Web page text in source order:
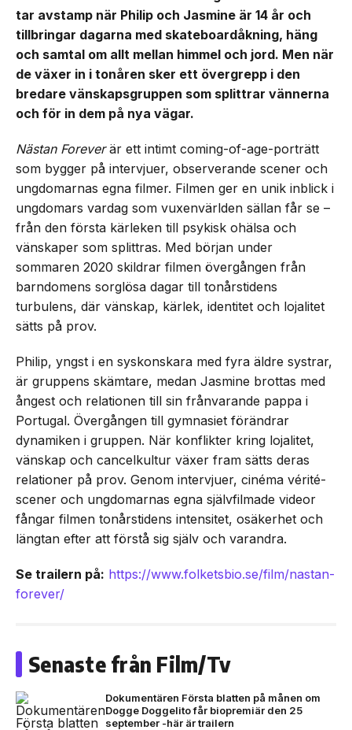
tar avstamp när Philip och Jasmine är 14 år och
tillbringar dagarna med skateboardåkning, häng
och samtal om allt mellan himmel och jord. Men när
de växer in i tonåren sker ett övergrepp i den
bredare vänskapsgruppen som splittrar vännerna
och för in dem på nya vägar.
Nästan Foreverär ett intimt coming-of-age-porträtt
som bygger på intervjuer, observerande scener och
ungdomarnas egna filmer. Filmen ger en unik inblick i
ungdomars vardag som vuxenvärlden sällan får se –
från den första kärleken till psykisk ohälsa och
vänskaper som splittras. Med början under
sommaren 2020 skildrar filmen övergången från
barndomens sorglösa dagar till tonårstidens
turbulens, där vänskap, kärlek, identitet och lojalitet
sätts på prov.
Philip, yngst i en syskonskara med fyra äldre systrar,
är gruppens skämtare, medan Jasmine brottas med
ångest och relationen till sin frånvarande pappa i
Portugal. Övergången till gymnasiet förändrar
dynamiken i gruppen. När konflikter kring lojalitet,
vänskap och cancelkultur växer fram sätts deras
relationer på prov. Genom intervjuer, cinéma vérité-
scener och ungdomarnas egna självfilmade videor
fångar filmen tonårstidens intensitet, osäkerhet och
längtan efter att förstå sig själv och varandra.
Se trailern på: https://www.folketsbio.se/film/nastan-
forever/
Senaste från Film/Tv
Dokumentären Första blatten på månen om
Dogge Doggelito får biopremiär den 25
september -här är trailern